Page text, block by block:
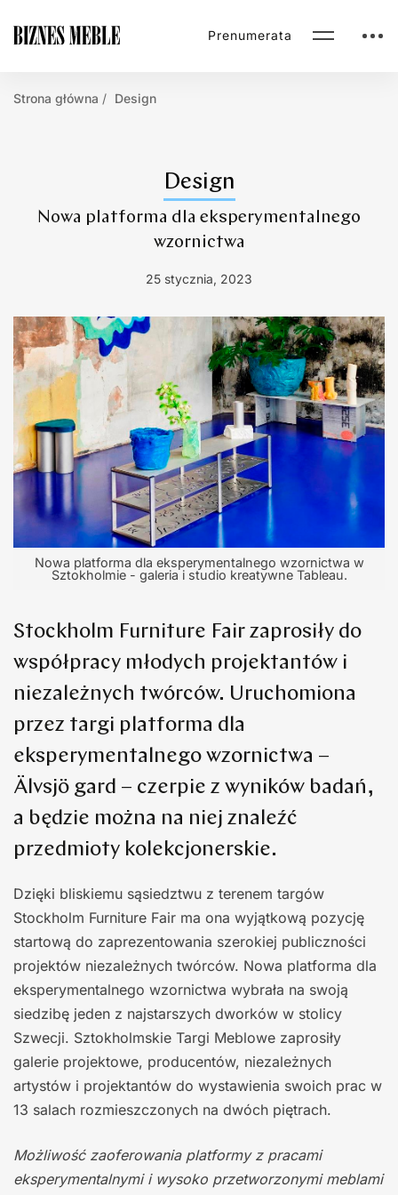
Prenumerata
Strona główna Design
Design
Nowa platforma dla eksperymentalnego
wzornictwa
25 stycznia, 2023
Nowa platforma dla eksperymentalnego wzornictwa w
Sztokholmie - galeria i studio kreatywne Tableau.
Stockholm Furniture Fair zaprosiły do
współpracy młodych projektantów i
niezależnych twórców. Uruchomiona
przez targi platforma dla
eksperymentalnego wzornictwa –
Älvsjö gard – czerpie z wyników badań,
a będzie można na niej znaleźć
przedmioty kolekcjonerskie.
Dzięki bliskiemu sąsiedztwu z terenem targów
Stockholm Furniture Fair ma ona wyjątkową pozycję
startową do zaprezentowania szerokiej publiczności
projektów niezależnych twórców. Nowa platforma dla
eksperymentalnego wzornictwa wybrała na swoją
siedzibę jeden z najstarszych dworków w stolicy
Szwecji. Sztokholmskie Targi Meblowe zaprosiły
galerie projektowe, producentów, niezależnych
artystów i projektantów do wystawienia swoich prac w
13 salach rozmieszczonych na dwóch piętrach.
Możliwość zaoferowania platformy z pracami
eksperymentalnymi i wysoko przetworzonymi meblami